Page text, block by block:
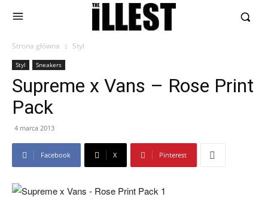
Strona główna Styl
Styl Sneakers
Supreme x Vans – Rose Print
Pack
4 marca 2013
Facebook X Pinterest